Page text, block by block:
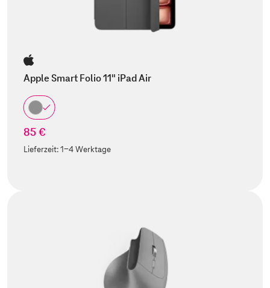
Apple Smart Folio 11" iPad Air
85 €
Lieferzeit:1-4 Werktage